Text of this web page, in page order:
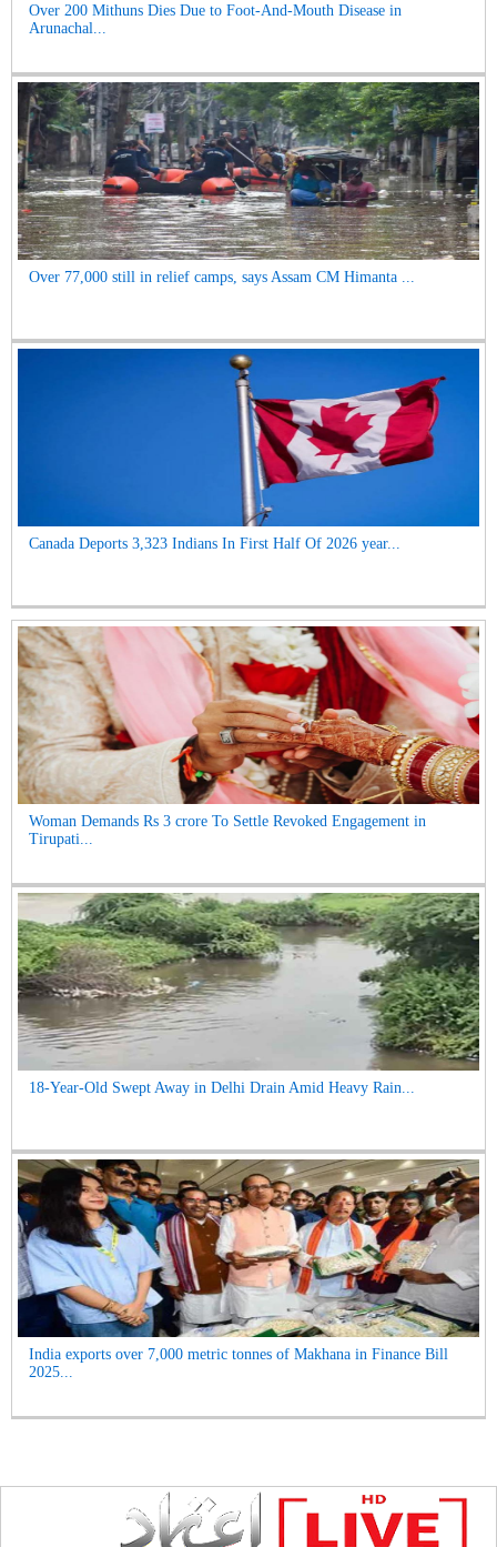
Over 200 Mithuns Dies Due to Foot-And-Mouth Disease in
Arunachal...
Over 77,000 still in relief camps, says Assam CM Himanta ...
Canada Deports 3,323 Indians In First Half Of 2026 year...
Woman Demands Rs 3 crore To Settle Revoked Engagement in
Tirupati...
18-Year-Old Swept Away in Delhi Drain Amid Heavy Rain...
India exports over 7,000 metric tonnes of Makhana in Finance Bill
2025...